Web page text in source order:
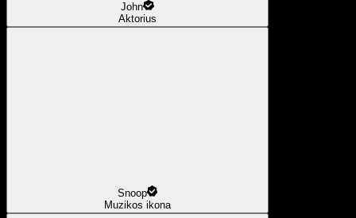
John
Aktorius
Snoop
Muzikos ikona